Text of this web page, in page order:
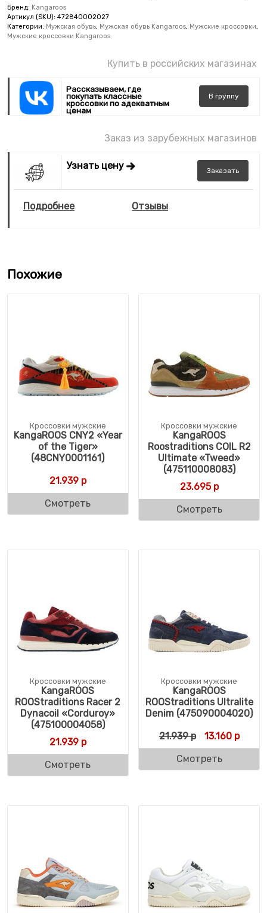
Бренд: Kangaroos
Артикул (SKU): 472840002027
Категории: Мужская обувь, Мужская обувь Kangaroos, Мужские кроссовки,
Мужские кроссовки Kangaroos
Купить в российских магазинах
Рассказываем, где
покупать классные
кроссовки по адекватным
ценам
В группу
Заказ из зарубежных магазинов
Узнать цену Заказать
Подробнее Отзывы
Похожие
Кроссовки мужские
KangaROOS CNY2 «Year
of the Tiger»
(48CNY0001161)
21.939р
Смотреть
Кроссовки мужские
KangaROOS
Roostraditions COIL R2
Ultimate «Tweed»
(475110008083)
23.695р
Смотреть
Кроссовки мужские
KangaROOS
ROOStraditions Racer 2
Dynacoil «Corduroy»
(475100004058)
21.939р
Смотреть
Кроссовки мужские
KangaROOS
ROOStraditions Ultralite
Denim (475090004020)
21.939р 13.160р
Смотреть